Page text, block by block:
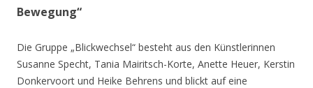
Bewegung“
Die Gruppe „Blickwechsel“ besteht aus den Künstlerinnen
Susanne Specht, Tania Mairitsch-Korte, Anette Heuer, Kerstin
Donkervoort und Heike Behrens und blickt auf eine